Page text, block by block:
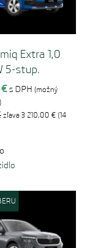
Extra 1,0
5-stup.
€s DPH (možný
zľava 3 210,00 € (14